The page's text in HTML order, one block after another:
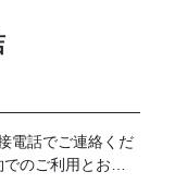
電話でご連絡くだ
のご利用とお伝